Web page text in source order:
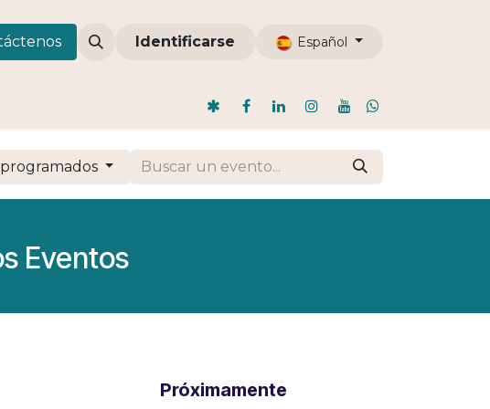
Comunidades ODI Nosotros Blog
Identificarse Español
Eventos
Próximamente